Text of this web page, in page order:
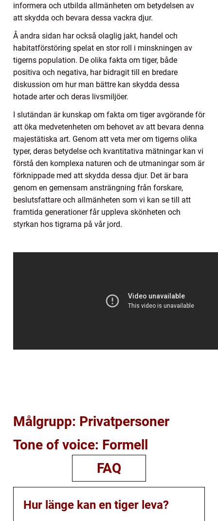
informera och utbilda allmänheten om betydelsen av
att skydda och bevara dessa vackra djur.
Å andra sidan har också olaglig jakt, handel och
habitatförstöring spelat en stor roll i minskningen av
tigerns population. De olika fakta om tiger, både
positiva och negativa, har bidragit till en bredare
diskussion om hur man bättre kan skydda dessa
hotade arter och deras livsmiljöer.
I slutändan är kunskap om fakta om tiger avgörande för
att öka medvetenheten om behovet av att bevara denna
majestätiska art. Genom att veta mer om tigerns olika
typer, deras betydelse och kvantitativa mätningar kan vi
förstå den komplexa naturen och de utmaningar som är
förknippade med att skydda dessa djur. Det är bara
genom en gemensam ansträngning från forskare,
beslutsfattare och allmänheten som vi kan se till att
framtida generationer får uppleva skönheten och
styrkan hos tigrarna på vår jord.
Målgrupp: Privatpersoner
Tone of voice: Formell
FAQ
Hur länge kan en tiger leva?